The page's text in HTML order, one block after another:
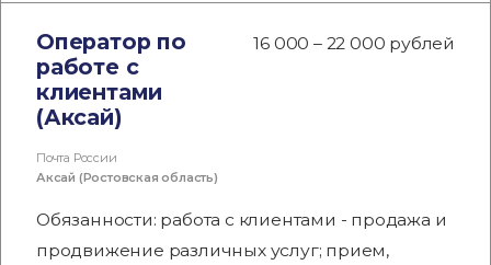
Оператор по
работе с
клиентами
(Аксай)
16 000 – 22 000 рублей
Почта России
Аксай (Ростовская область)
Обязанности: работа с клиентами - продажа и
продвижение различных услуг; прием,